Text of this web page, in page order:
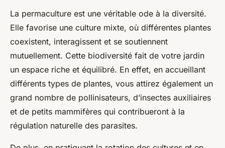
La permaculture est une véritable ode à la diversité.
Elle favorise une culture mixte, où différentes plantes
coexistent, interagissent et se soutiennent
mutuellement. Cette biodiversité fait de votre jardin
un espace riche et équilibré. En effet, en accueillant
différents types de plantes, vous attirez également un
grand nombre de pollinisateurs, d’insectes auxiliaires
et de petits mammifères qui contribueront à la
régulation naturelle des parasites.